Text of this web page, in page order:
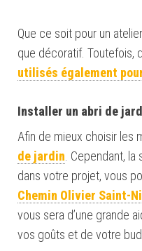
Que ce soit pour un a
que décoratif. Toutefois,
utilisés également
Installer un abri de
Afin de mieux choisir les
de jardin . Cependant,
dans votre projet, vous
Chemin Olivier Saint-
vous sera d’une grande
vos goûts et de votre